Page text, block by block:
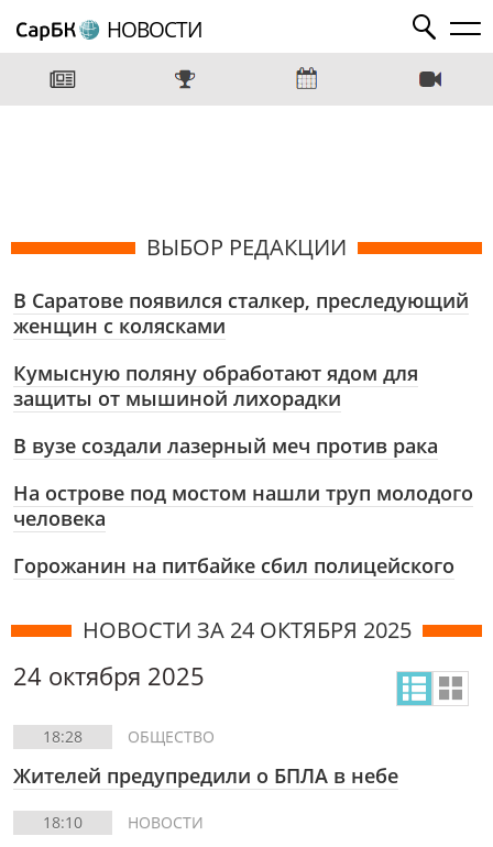
НОВОСТИ
ВЫБОР РЕДАКЦИИ
В Саратове появился сталкер, преследующий
женщин с колясками
Кумысную поляну обработают ядом для
защиты от мышиной лихорадки
В вузе создали лазерный меч против рака
На острове под мостом нашли труп молодого
человека
Горожанин на питбайке сбил полицейского
НОВОСТИ ЗА 24 ОКТЯБРЯ 2025
24 октября 2025
18:28 ОБЩЕСТВО
Жителей предупредили о БПЛА в небе
18:10 НОВОСТИ